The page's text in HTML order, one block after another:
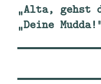
Nächster
Beitrag:
„Alta, gehst
„Deine